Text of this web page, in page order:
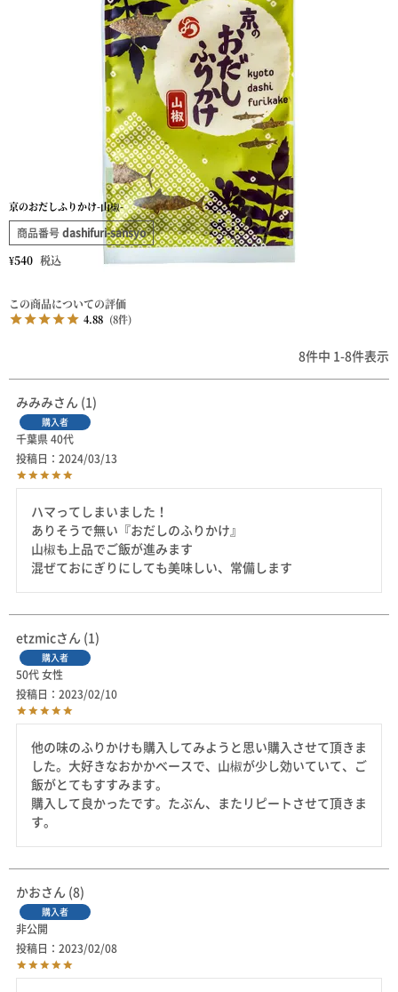
京のおだしふりかけ-山椒-
商品番号 dashifuri-sansyo
¥540 税込
4.88 8
8件中 1 -8件表示
みみみ 1
購入者
千葉県 40代
投稿日
2024/03/13
ハマってしまいました！
ありそうで無い『おだしのふりかけ』
山椒も上品でご飯が進みます
混ぜておにぎりにしても美味しい、常備します
etzmic 1
購入者
50代 女性
投稿日
2023/02/10
他の味のふりかけも購入してみようと思い購入させて頂きま
した。大好きなおかかベースで、山椒が少し効いていて、ご
飯がとてもすすみます。
購入して良かったです。たぶん、またリピートさせて頂きま
す。
かお 8
購入者
非公開
投稿日
2023/02/08